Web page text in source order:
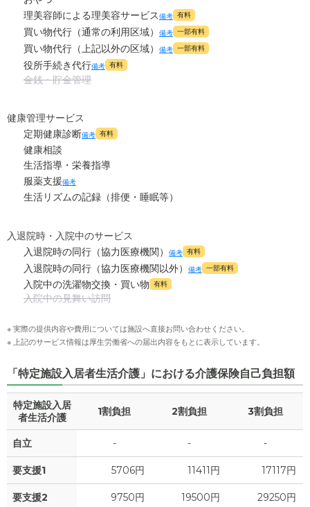
理美容師による理美容サービス備考 有料
買い物代行（通常の利用区域） 備考 一部有料
買い物代行（上記以外の区域） 備考 一部有料
役所手続き代行備考 有料
金銭・貯金管理
健康管理サービス
定期健康診断備考 有料
健康相談
生活指導・栄養指導
服薬支援備考
生活リズムの記録（排便・睡眠等）
入退院時・入院中のサービス
入退院時の同行（協力医療機関） 備考 有料
入退院時の同行（協力医療機関以外） 備考 一部有料
入院中の洗濯物交換・買い物 有料
入院中の見舞い訪問
※ 実際の提供内容や費用については施設へ直接お問い合わせください。
※ 上記のサービス情報は厚生労働省への届出内容をもとに表示しています。
「特定施設入居者生活介護」における介護保険自己負担額
特定施設入居
者生活介護
1割負担 2割負担 3割負担
自立 - - -
要支援1 5706円 11411円 17117円
要支援2 9750円 19500円 29250円